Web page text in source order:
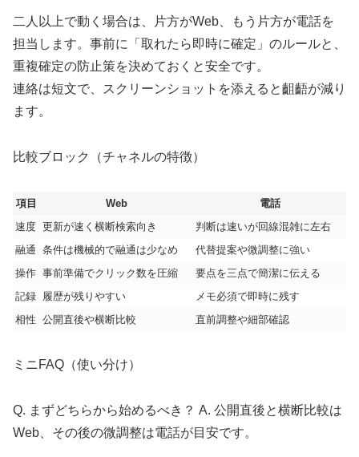
二人以上で動く場合は、片方がWeb、もう片方が電話を
担当します。事前に「取れたら即時に確定」のルールと、
重複確定の防止策を決めておくと安全です。
連絡は短文で、スクリーンショットを添えると齟齬が減り
ます。
比較ブロック（チャネルの特徴）
項目 Web
電話
速度 更新が速く横断検索向き
判断は速いが回線混雑に左右
融通 条件は機械的で融通は少なめ
代替提案や微調整に強い
操作 事前準備でクリック数を圧縮
要点を三点で簡潔に伝える
記録 履歴が残りやすい
メモ必須で即時に残す
相性 公開直後や横断比較 直前調整や細部確認
ミニFAQ（使い分け）
Q. まずどちらから始めるべき？ A. 公開直後と横断比較は
Web、その後の微調整は電話が目安です。